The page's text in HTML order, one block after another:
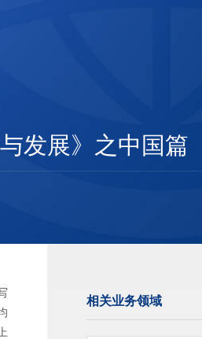
发展》之中国篇
相关业务领域